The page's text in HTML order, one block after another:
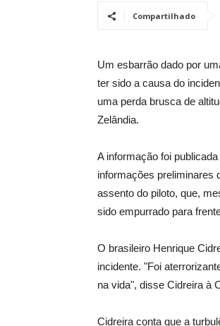
Compartilhado
Um esbarrão dado por
ter sido a causa do
uma perda brusca de
Zelândia.
A informação foi
informações preliminares
assento do piloto, que,
sido empurrado para
O brasileiro Henrique
incidente. "Foi
na vida", disse Cidreira à
Cidreira conta que a